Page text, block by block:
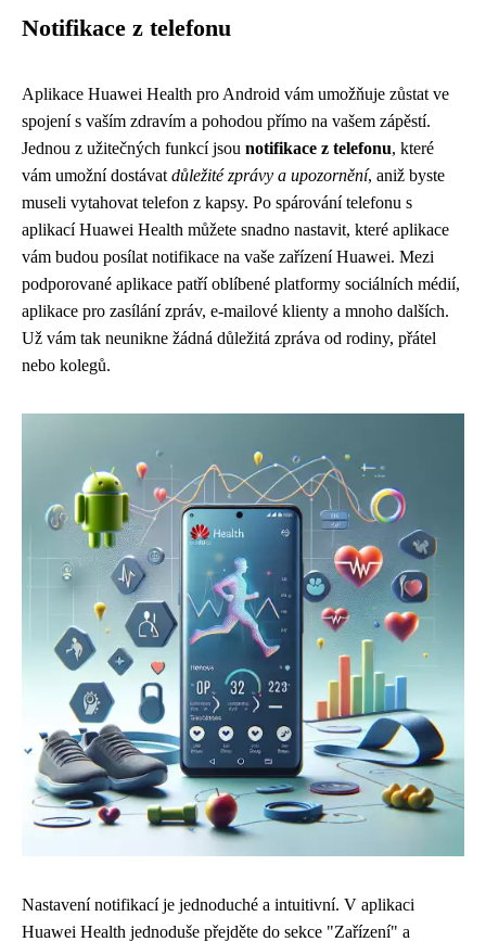
Notifikace z telefonu
Aplikace Huawei Health pro Android vám umožňuje zůstat ve
spojení s vaším zdravím a pohodou přímo na vašem zápěstí.
Jednou z užitečných funkcí jsou notifikace z telefonu, které
vám umožní dostávat důležité zprávy a upozornění, aniž byste
museli vytahovat telefon z kapsy. Po spárování telefonu s
aplikací Huawei Health můžete snadno nastavit, které aplikace
vám budou posílat notifikace na vaše zařízení Huawei. Mezi
podporované aplikace patří oblíbené platformy sociálních médií,
aplikace pro zasílání zpráv, e-mailové klienty a mnoho dalších.
Už vám tak neunikne žádná důležitá zpráva od rodiny, přátel
nebo kolegů.
Nastavení notifikací je jednoduché a intuitivní. V aplikaci
Huawei Health jednoduše přejděte do sekce "Zařízení" a